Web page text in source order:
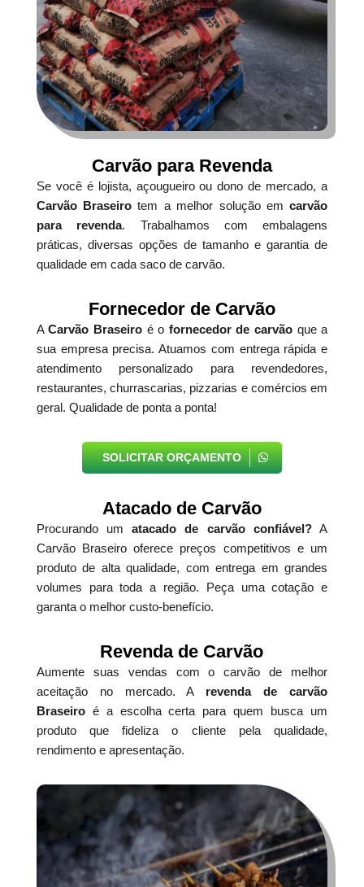
Carvão para Revenda
Se você é lojista, açougueiro ou dono de mercado, a
Carvão Braseiro tem a melhor solução emcarvão
para revenda. Trabalhamos com embalagens
práticas, diversas opções de tamanho e garantia de
qualidade em cada saco de carvão.
Fornecedor de Carvão
ACarvão Braseiro é o fornecedor de carvão que a
sua empresa precisa. Atuamos com entrega rápida e
atendimento personalizado para revendedores,
restaurantes, churrascarias, pizzarias e comércios em
geral. Qualidade de ponta a ponta!
SOLICITAR ORÇAMENTO
Atacado de Carvão
Procurando umatacado de carvão confiável?A
Carvão Braseiro oferece preços competitivos e um
produto de alta qualidade, com entrega em grandes
volumes para toda a região. Peça uma cotação e
garanta o melhor custo-benefício.
Revenda de Carvão
Aumente suas vendas com o carvão de melhor
aceitação no mercado. A revenda de carvão
Braseiroé a escolha certa para quem busca um
produto que fideliza o cliente pela qualidade,
rendimento e apresentação.